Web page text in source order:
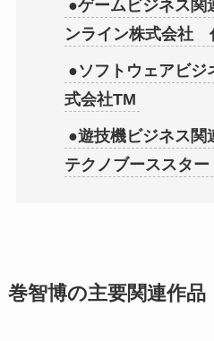
●ゲームビジネス関
ンライン株式会社
●ソフトウェアビジ
式会社TM
●遊技機ビジネス関
テクノブーススター
巻智博の主要関連作品